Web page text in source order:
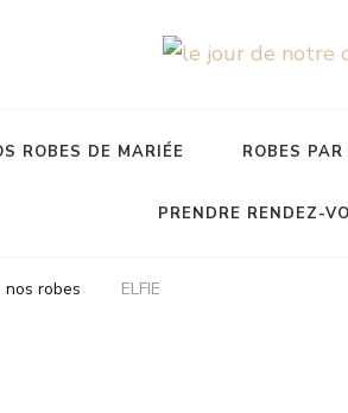
ROBES DE MARIÉE ROBES
PRENDRE RENDEZ-
nos robes ELFIE